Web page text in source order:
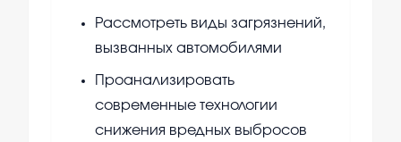
Рассмотреть виды загрязнений,
вызванных автомобилями
Проанализировать
современные технологии
снижения вредных выбросов